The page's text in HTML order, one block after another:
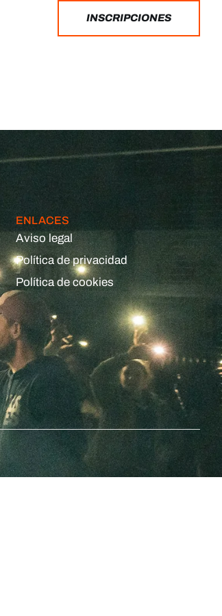
INSCRIPCIONES
ENLACES
Aviso legal
Política de privacidad
Política de cookies